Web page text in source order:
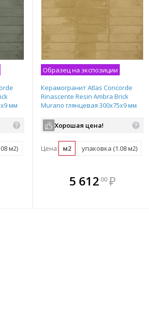
мм
м2)
В комплекте
всегда выгоднее!
Образец на экспозиции
Керамогранит Atlas Concorde
Rinascente Resin Ambra Brick
Murano глянцевая 300х75х9 мм
Хорошая цена!
Цена: м2 упаковка (1.08 м2)
5 612 00 ₽
В комплекте
всегда выгоднее!